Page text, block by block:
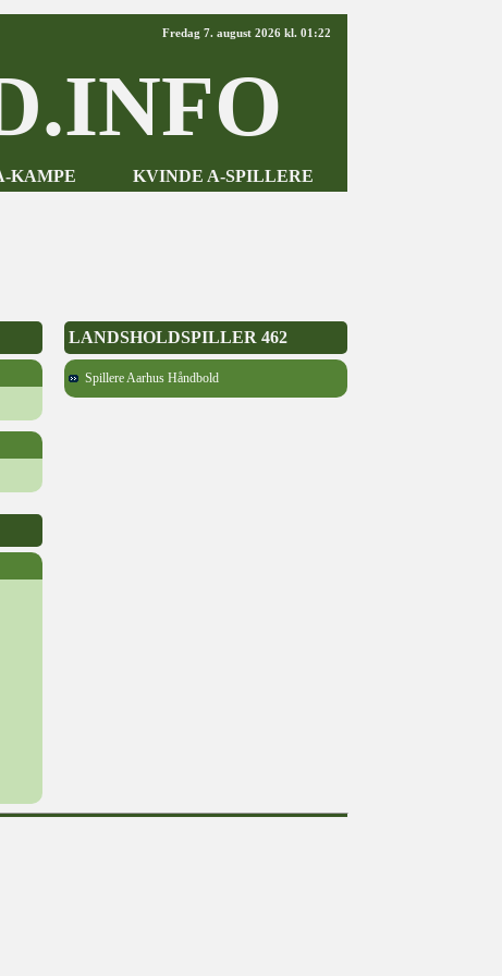
Fredag 7. august 2026 kl. 01:22
KAMPE KVINDE A-SPILLERE
LANDSHOLDSPILLER 462
Spillere Aarhus Håndbold